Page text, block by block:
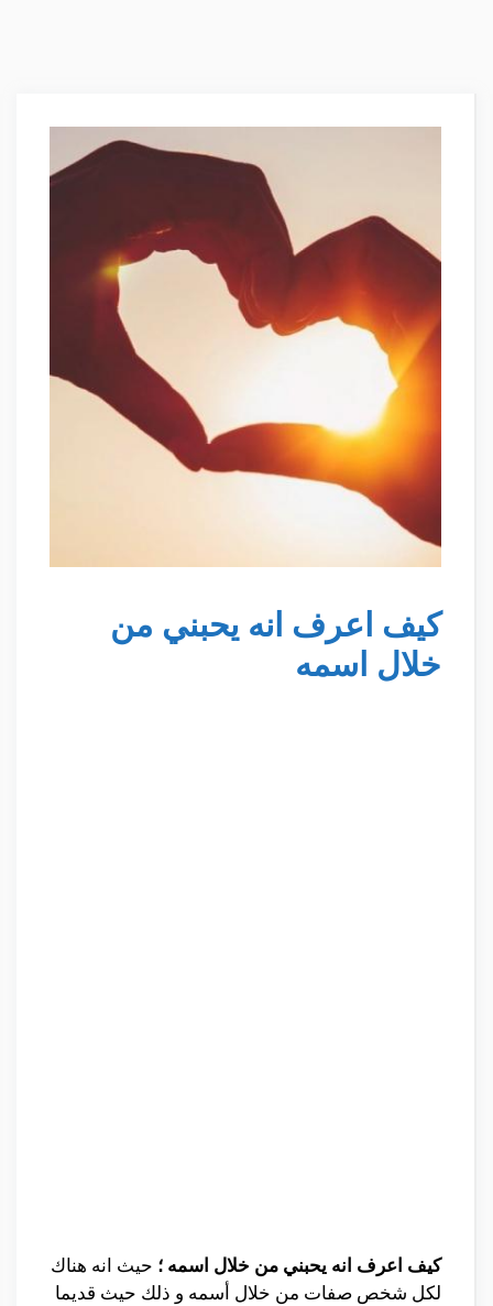
كيف اعرف انه يحبني من
خلال اسمه
كيف اعرف انه يحبني من خلال اسمه ؛ حيث انه هناك
لكل شخص صفات من خلال أسمه و ذلك حيث قديما